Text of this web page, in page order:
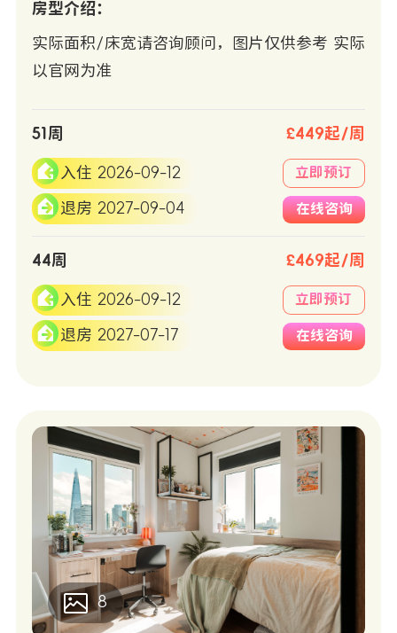
房型介绍：
实际面积/床宽请咨询顾问，图片仅供参考 实际
以官网为准
51周 £449起/周
入住 2026-09-12
退房 2027-09-04
立即预订
在线咨询
44周 £469起/周
入住 2026-09-12
退房 2027-07-17
立即预订
在线咨询
8